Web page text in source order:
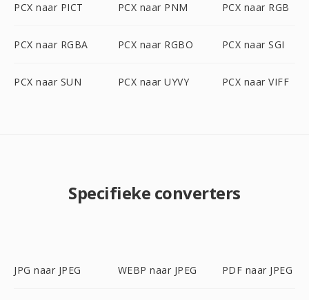
PCX naar PICT PCX naar PNM PCX naar RGB
PCX naar RGBA PCX naar RGBO PCX naar SGI
PCX naar SUN PCX naar UYVY PCX naar VIFF
Specifieke converters
JPG naar JPEG WEBP naar JPEG PDF naar JPEG